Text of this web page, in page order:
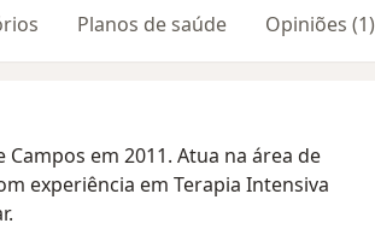
Planos de saúde Opiniões (1)
em 2011. Atua na área de